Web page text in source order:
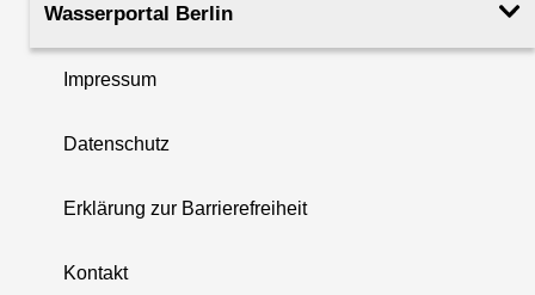
+
Wasserportal Berlin
Impressum
Datenschutz
Erklärung zur Barrierefreiheit
Kontakt